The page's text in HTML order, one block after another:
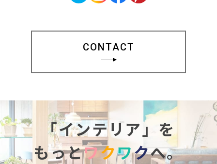
CONTACT
「インテリア」を
もっとワクワクへ。